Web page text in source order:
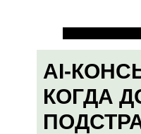
AI-
КОГДА